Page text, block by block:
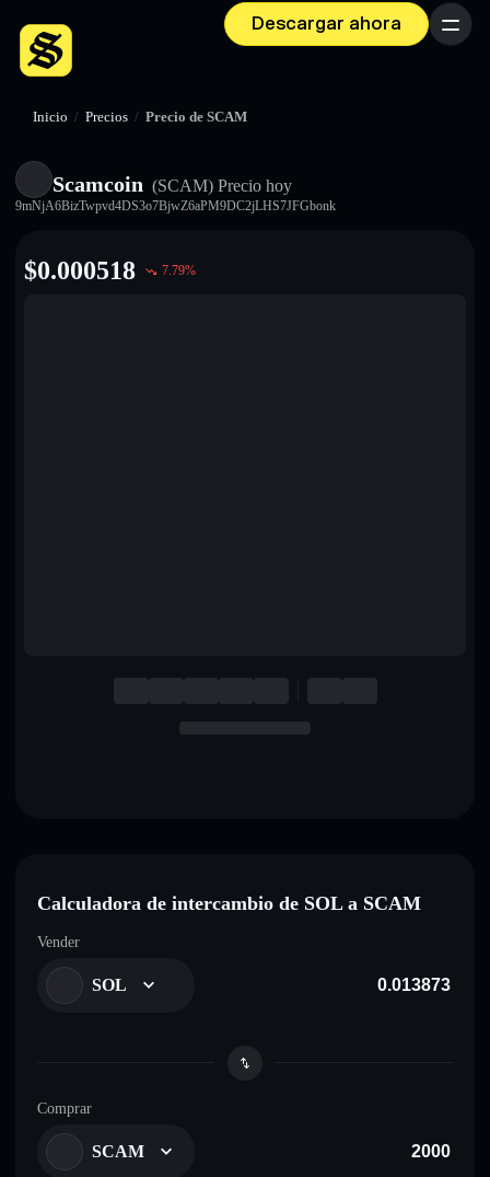
Descargar ahora Menú
Inicio / Precios / Precio de SCAM
Scamcoin (SCAM) Precio hoy
9mNjA6BizTwpvd4DS3o7BjwZ6aPM9DC2jLHS7JFGbonk
$0.000518 7.79%
Calculadora de intercambio de SOL a SCAM
Vender
SOL
Comprar
SCAM